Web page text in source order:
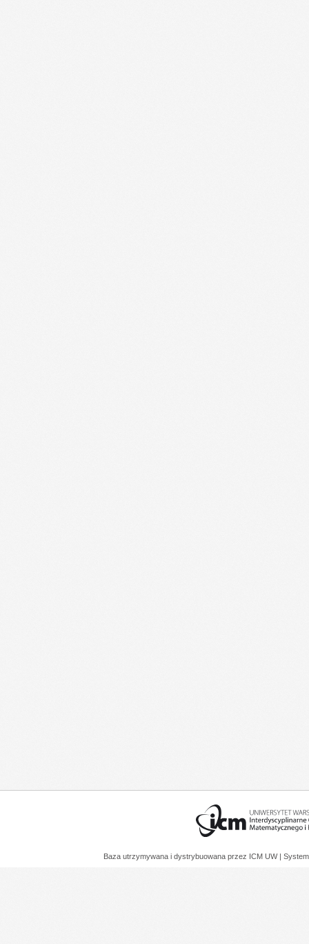
Baza utrzymywana i dystrybuowana przez ICM UW |